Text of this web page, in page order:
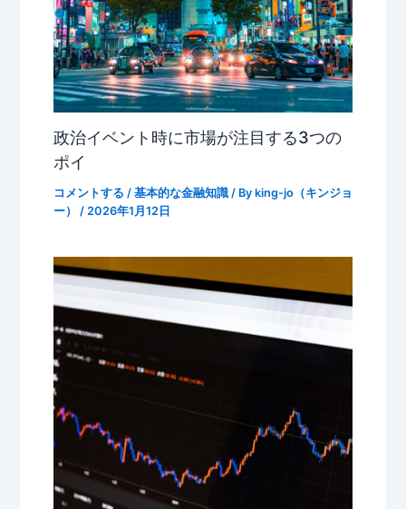
政治イベント時に市場が注目する3つの
ポイ
コメントする / 基本的な金融知識/ By king-jo（キンジョ
ー） / 2026年1月12日